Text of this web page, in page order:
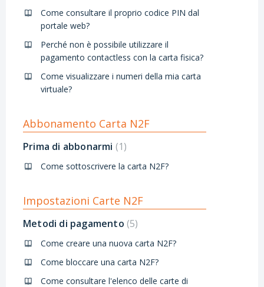
Come consultare il proprio codice PIN dal
portale web?
Perché non è possibile utilizzare il
pagamento contactless con la carta fisica?
Come visualizzare i numeri della mia carta
virtuale?
Abbonamento Carta N2F
Prima di abbonarmi 1
Come sottoscrivere la carta N2F?
Impostazioni Carte N2F
Metodi di pagamento 5
Come creare una nuova carta N2F?
Come bloccare una carta N2F?
Come consultare l'elenco delle carte di